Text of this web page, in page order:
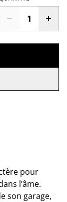
pour
l’âme.
son garage,